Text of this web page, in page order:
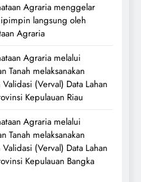
Agraria menggelar
langsung oleh
Agraria
Agraria melalui
Tanah melaksanakan
(Verval) Data Lahan
Kepulauan Riau
Agraria melalui
Tanah melaksanakan
(Verval) Data Lahan
Kepulauan Bangka